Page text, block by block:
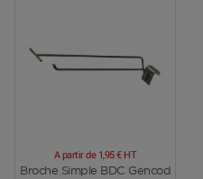
Voir plus
Broche Simple BDC Gencod
A partir de 1,95 € HT